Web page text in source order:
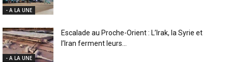
- A LA UNE
- A LA UNE
Escalade au Proche-Orient : L’Irak, la Syrie et
l’Iran ferment leurs...